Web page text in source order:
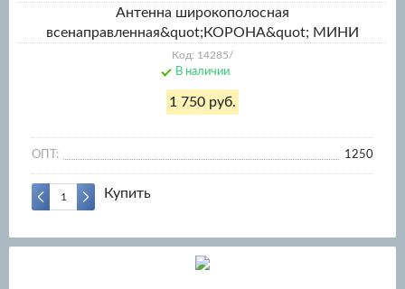
Антенна широкополосная
всенаправленная&quot;КОРОНА&quot; МИНИ
Код: 14285/
В наличии
1 750 руб.
ОПТ: 1250
Купить